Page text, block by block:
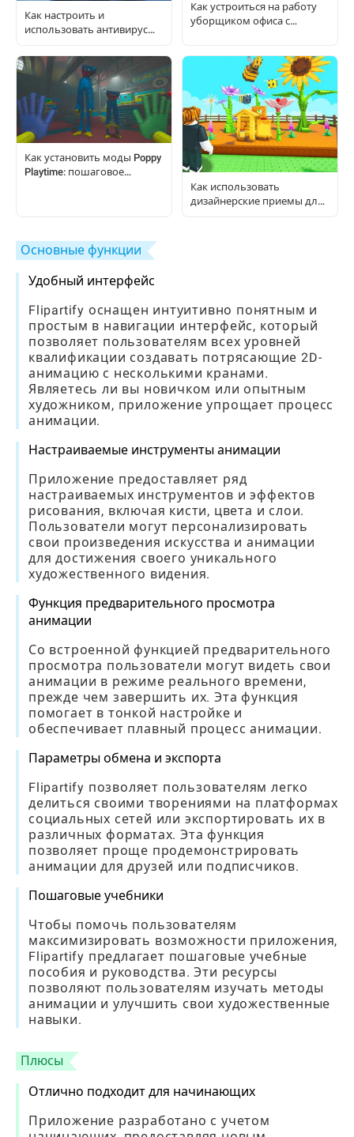
Как настроить и
использовать антивирус
пошаговое руководство
Как устроиться на работу
уборщиком офиса с
Как установить моды Poppy
Playtime: пошаговое
Как использовать
дизайнерские приемы для
Основные функции
Удобный интерфейс
Flipartify оснащен интуитивно понятным и
простым в навигации интерфейс, который
позволяет пользователям всех уровней
квалификации создавать потрясающие 2D-
анимацию с несколькими кранами.
Являетесь ли вы новичком или опытным
художником, приложение упрощает процесс
анимации.
Настраиваемые инструменты анимации
Приложение предоставляет ряд
настраиваемых инструментов и эффектов
рисования, включая кисти, цвета и слои.
Пользователи могут персонализировать
свои произведения искусства и анимации
для достижения своего уникального
художественного видения.
Функция предварительного просмотра
анимации
Со встроенной функцией предварительного
просмотра пользователи могут видеть свои
анимации в режиме реального времени,
прежде чем завершить их. Эта функция
помогает в тонкой настройке и
обеспечивает плавный процесс анимации.
Параметры обмена и экспорта
Flipartify позволяет пользователям легко
делиться своими творениями на платформах
социальных сетей или экспортировать их в
различных форматах. Эта функция
позволяет проще продемонстрировать
анимации для друзей или подписчиков.
Пошаговые учебники
Чтобы помочь пользователям
максимизировать возможности приложения,
Flipartify предлагает пошаговые учебные
пособия и руководства. Эти ресурсы
позволяют пользователям изучать методы
анимации и улучшить свои художественные
навыки.
Плюсы
Отлично подходит для начинающих
Приложение разработано с учетом